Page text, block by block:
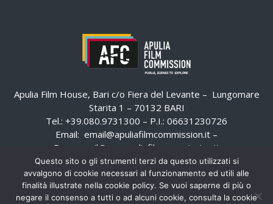
Apulia Film House, Bari c/o Fiera del Levante – Lungomare
Starita 1 – 70132 BARI
Tel.: +39.080.9731300 – P.I.: 06631230726
Email: email@apuliafilmcommission.it –
Pec:
email@pec.apuliafilmcommission.it
Questo sito o gli strumenti terzi da questo utilizzati si
avvalgono di cookie necessari al funzionamento ed utili alle
finalità illustrate nella cookie policy. Se vuoi saperne di più o
negare il consenso a tutti o ad alcuni cookie, consulta la cookie